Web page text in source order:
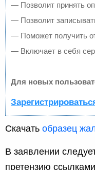
— Позволит принять
— Позволит
— Поможет получить
— Включает в себя
Для новых
Скачать образец
В заявлении
претензию